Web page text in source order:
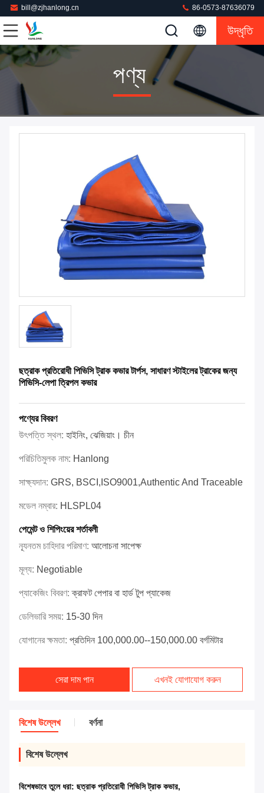
bill@zjhanlong.cn 86-0573-87636079
উদ্ধৃতি
পণ্য
ছত্রাক প্রতিরোধী পিভিসি ট্রাক কভার টার্পস, সাধারণ স্টাইলের ট্রাকের জন্য
পিভিসি-লেপা ত্রিপল কভার
পণ্যের বিবরণ
উৎপত্তি স্থল: হাইনিং, ঝেজিয়াং। চীন
পরিচিতিমুলক নাম: Hanlong
সাক্ষ্যদান: GRS, BSCI,ISO9001,Authentic And Traceable
মডেল নম্বার: HLSPL04
পেমেন্ট ও শিপিংয়ের শর্তাবলী
ন্যূনতম চাহিদার পরিমাণ: আলোচনা সাপেক্ষ
মূল্য: Negotiable
প্যাকেজিং বিবরণ:ক্রাফট পেপার বা হার্ড টুপ প্যাকেজ
ডেলিভারি সময়: 15-30 দিন
যোগানের ক্ষমতা: প্রতিদিন 100,000.00--150,000.00 বর্গমিটার
সেরা দাম পান এখনই যোগাযোগ করুন
বিশেষ উল্লেখ বর্ণনা
বিশেষ উল্লেখ
বিশেষভাবে তুলে ধরা: ছত্রাক প্রতিরোধী পিভিসি ট্রাক কভার,